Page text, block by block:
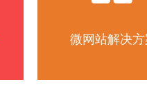
微网站解决